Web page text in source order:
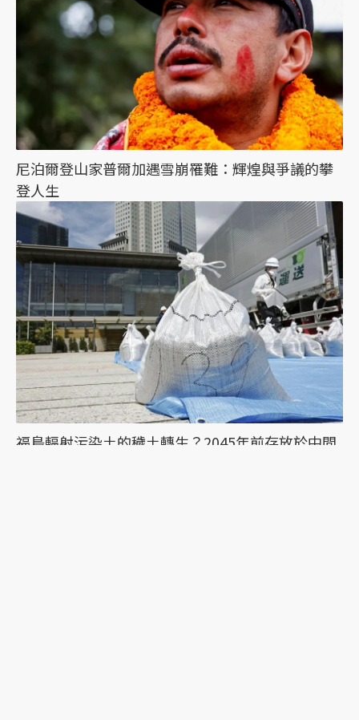
尼泊爾登山家普爾加遇雪崩罹難：輝煌與爭議的攀
登人生
福島輻射污染土的穢土轉生？2045年前存放於中間